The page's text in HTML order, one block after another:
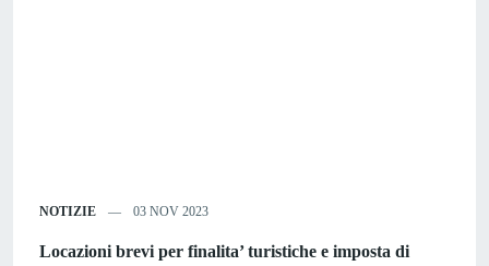
NOTIZIE 03 NOV 2023
Locazioni brevi per finalita’ turistiche e imposta di